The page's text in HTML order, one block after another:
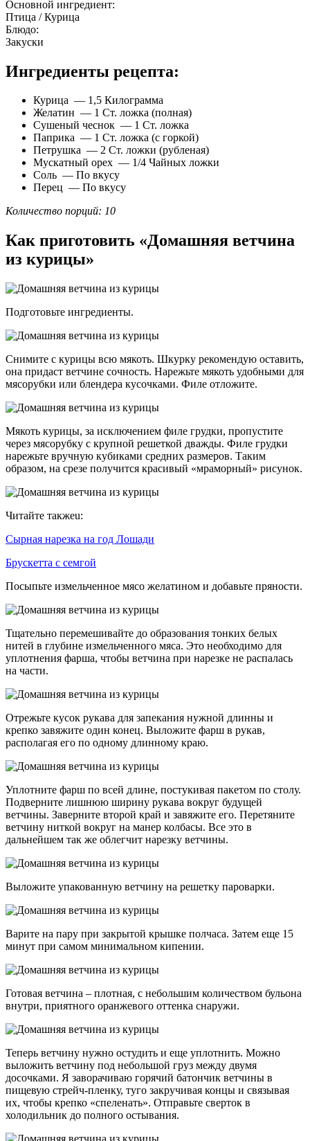
Основной ингредиент:
Птица / Курица
Блюдо:
Закуски
Ингредиенты рецепта:
Курица — 1,5 Килограмма
Желатин — 1 Ст. ложка (полная)
Сушеный чеснок — 1 Ст. ложка
Паприка — 1 Ст. ложка (с горкой)
Петрушка — 2 Ст. ложки (рубленая)
Мускатный орех — 1/4 Чайных ложки
Соль — По вкусу
Перец — По вкусу
Количество порций: 10
Как приготовить «Домашняя ветчина
из курицы»
Подготовьте ингредиенты.
Снимите с курицы всю мякоть. Шкурку рекомендую оставить,
она придаст ветчине сочность. Нарежьте мякоть удобными для
мясорубки или блендера кусочками. Филе отложите.
Мякоть курицы, за исключением филе грудки, пропустите
через мясорубку с крупной решеткой дважды. Филе грудки
нарежьте вручную кубиками средних размеров. Таким
образом, на срезе получится красивый «мраморный» рисунок.
Читайте такжеu:
Сырная нарезка на год Лошади
Брускетта с семгой
Посыпьте измельченное мясо желатином и добавьте пряности.
Тщательно перемешивайте до образования тонких белых
нитей в глубине измельченного мяса. Это необходимо для
уплотнения фарша, чтобы ветчина при нарезке не распалась
на части.
Отрежьте кусок рукава для запекания нужной длинны и
крепко завяжите один конец. Выложите фарш в рукав,
располагая его по одному длинному краю.
Уплотните фарш по всей длине, постукивая пакетом по столу.
Подверните лишнюю ширину рукава вокруг будущей
ветчины. Заверните второй край и завяжите его. Перетяните
ветчину ниткой вокруг на манер колбасы. Все это в
дальнейшем так же облегчит нарезку ветчины.
Выложите упакованную ветчину на решетку пароварки.
Варите на пару при закрытой крышке полчаса. Затем еще 15
минут при самом минимальном кипении.
Готовая ветчина – плотная, с небольшим количеством бульона
внутри, приятного оранжевого оттенка снаружи.
Теперь ветчину нужно остудить и еще уплотнить. Можно
выложить ветчину под небольшой груз между двумя
досочками. Я заворачиваю горячий батончик ветчины в
пищевую стрейч-пленку, туго закручивая концы и связывая
их, чтобы крепко «спеленать». Отправьте сверток в
холодильник до полного остывания.